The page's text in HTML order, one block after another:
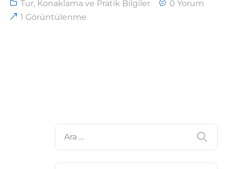
Tur, Konaklama ve Pratik Bilgiler
0 Yorum
1 Görüntülenme